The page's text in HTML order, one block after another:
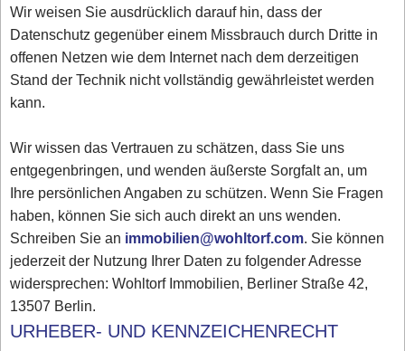
Wir weisen Sie ausdrücklich darauf hin, dass der
Datenschutz gegenüber einem Missbrauch durch Dritte in
offenen Netzen wie dem Internet nach dem derzeitigen
Stand der Technik nicht vollständig gewährleistet werden
kann.
Wir wissen das Vertrauen zu schätzen, dass Sie uns
entgegenbringen, und wenden äußerste Sorgfalt an, um
Ihre persönlichen Angaben zu schützen. Wenn Sie Fragen
haben, können Sie sich auch direkt an uns wenden.
Schreiben Sie an immobilien@wohltorf.com. Sie können
jederzeit der Nutzung Ihrer Daten zu folgender Adresse
widersprechen: Wohltorf Immobilien, Berliner Straße 42,
13507 Berlin.
URHEBER- UND KENNZEICHENRECHT